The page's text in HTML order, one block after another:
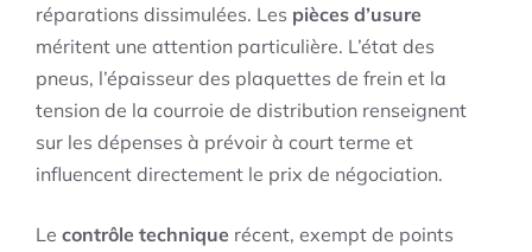
réparations dissimulées. Les pièces d’usure
méritent une attention particulière. L’état des
pneus, l’épaisseur des plaquettes de frein et la
tension de la courroie de distribution renseignent
sur les dépenses à prévoir à court terme et
influencent directement le prix de négociation.
Le contrôle technique récent, exempt de points